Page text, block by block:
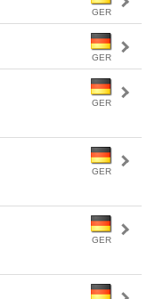
GER
GER
GER
GER
GER